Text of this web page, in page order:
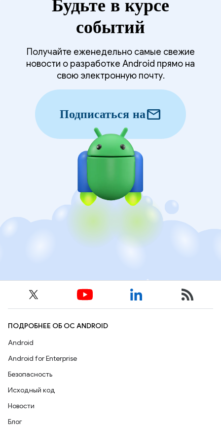
Будьте в курсе
событий
Получайте еженедельно самые свежие
новости о разработке Android прямо на
свою электронную почту.
Подписаться наmail
ПОДРОБНЕЕ ОБ ОС ANDROID
Android
Android for Enterprise
Безопасность
Исходный код
Новости
Блог